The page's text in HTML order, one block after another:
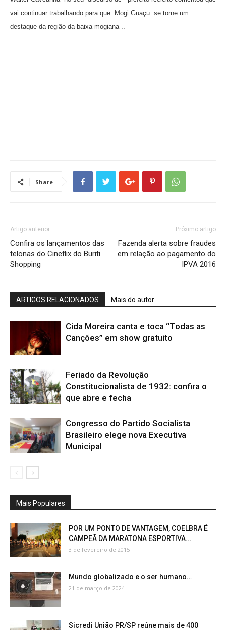
vai continuar trabalhando para que Mogi Guaçu se torne um
destaque da região da baixa mogiana ..
Share
Artigo anterior
Confira os lançamentos das
telonas do Cineflix do Buriti
Shopping
Próximo artigo
Fazenda alerta sobre fraudes
em relação ao pagamento do
IPVA 2016
ARTIGOS RELACIONADOS Mais do autor
Cida Moreira canta e toca “Todas as
Canções” em show gratuito
Feriado da Revolução
Constitucionalista de 1932: confira o
que abre e fecha
Congresso do Partido Socialista
Brasileiro elege nova Executiva
Municipal
Mais Populares
POR UM PONTO DE VANTAGEM, COELBRA É
CAMPEÃ DA MARATONA ESPORTIVA...
3 de fevereiro de 2015
Mundo globalizado e o ser humano…
21 de março de 2024
Sicredi União PR/SP reúne mais de 400